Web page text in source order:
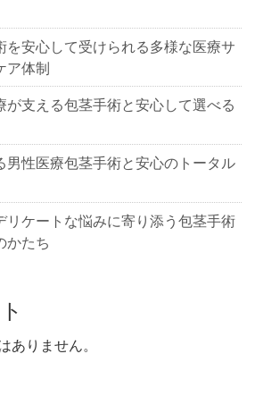
を安心して受けられる多様な医療サ
ア体制
が支える包茎手術と安心して選べる
男性医療包茎手術と安心のトータル
リケートな悩みに寄り添う包茎手術
かたち
ありません。